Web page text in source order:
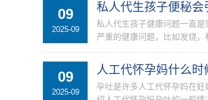
09
2025-09
私人代生孩子便秘会
私人代生孩子健康问题一直
严重的健康问题，比如发烧
09
2025-09
人工代怀孕妈什么时
孕吐是许多人工代怀孕妈在